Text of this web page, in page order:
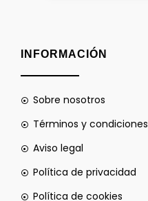
INFORMACIÓN
Sobre nosotros
Términos y condiciones
Aviso legal
Política de privacidad
Política de cookies